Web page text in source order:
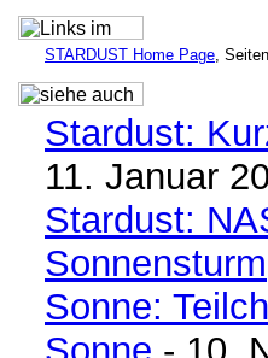
STARDUST Home Page,
Stardust:
11. Januar
Stardust:
Sonnensturm
Sonne: